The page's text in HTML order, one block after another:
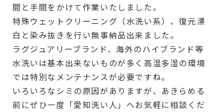
間と手間をかけて作業いたしました。
特殊ウェットクリーニング（水洗い系）、復元漂
白と染み抜きを行い無事納品出来ました。
ラグジュアリーブランド、海外のハイブランド等
水洗いは基本出来ないものが多く高温多湿の環境
では特別なメンテナンスが必要ですね。
いろいろなシミの原因がありますが、あきらめる
前にぜひ一度「愛知洗い人」へお気軽に相談くだ